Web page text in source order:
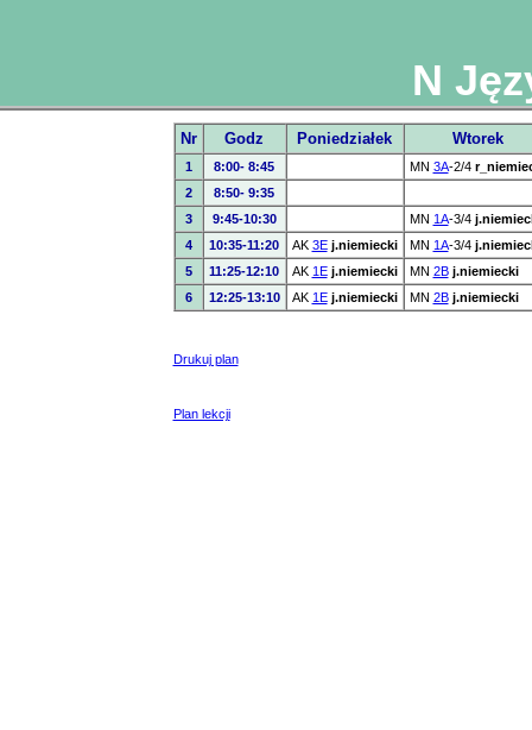
N
Nr Godz Poniedziałek Wtorek
1 8:00- 8:45 MN 3A-2/4
2
8:50- 9:35
3
9:45-10:30 MN 1A-3/4
4
10:35-11:20 AK 3E j.niemiecki MN 1A-3/4
5
11:25-12:10 AK 1E j.niemiecki MN 2B j.niemiecki
6
12:25-13:10 AK 1E j.niemiecki MN 2B j.niemiecki
Drukuj plan
Plan lekcji